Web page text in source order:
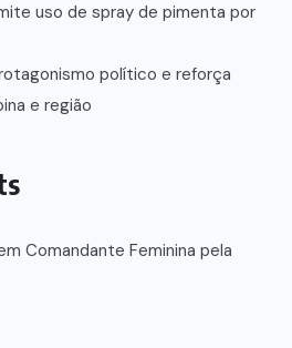
uso de spray de pimenta por
político e reforça
e região
Comandante Feminina pela